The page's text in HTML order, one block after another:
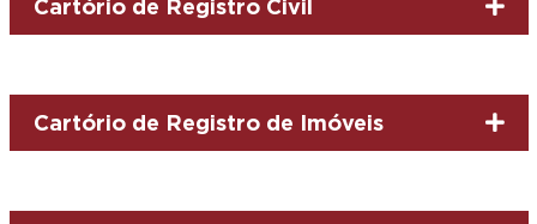
Cartório de Registro Civil
Cartório de Registro de Imóveis